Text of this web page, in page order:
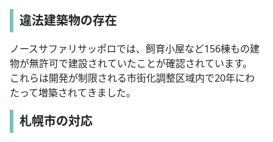
違法建築物の存在
ノースサファリサッポロでは、飼育小屋など156棟もの建
物が無許可で建設されていたことが確認されています。
これらは開発が制限される市街化調整区域内で20年にわ
たって増築されてきました。
札幌市の対応